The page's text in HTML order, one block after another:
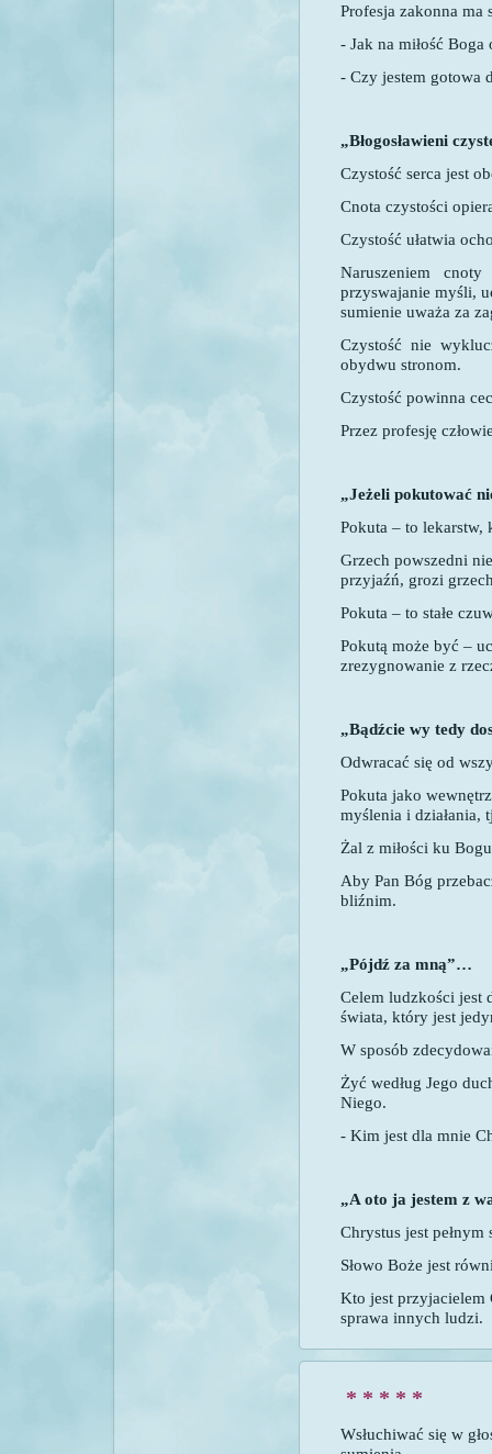
Profesja zakonna ma
- Jak na miłość
- Czy jestem gotowa
„Błogosławieni
Czystość serca jest
Cnota czystości
Czystość ułatwia
Naruszeniem
przyswajanie myśli,
sumienie uważa za
Czystość nie
obydwu stronom.
Czystość powinna
Przez profesję
„Jeżeli pokutować
Pokuta – to lekarstw,
Grzech powszedni
przyjaźń, grozi
Pokuta – to stałe
Pokutą może być –
zrezygnowanie z
„Bądźcie wy tedy
Odwracać się od
Pokuta jako
myślenia i działania,
Żal z miłości ku
Aby Pan Bóg
bliźnim.
„Pójdź za mną”…
Celem ludzkości jest
świata, który jest
W sposób
Żyć według Jego
Niego.
- Kim jest dla mnie
„A oto ja jestem z
Chrystus jest pełnym
Słowo Boże jest
Kto jest przyjacielem
sprawa innych ludzi.
* * * * *
Wsłuchiwać się w